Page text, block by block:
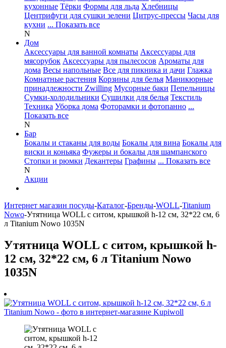
кухонные Тёрки Формы для льда Хлебницы
Центрифуги для сушки зелени Цитрус-прессы Часы для
кухни ... Показать все
N
Дом
Аксессуары для ванной комнаты Аксессуары для
мясорубок Аксессуары для пылесосов Ароматы для
дома Весы напольные Все для пикника и дачи Глажка
Комнатные растения Корзины для белья Маникюрные
принадлежности Zwilling Мусорные баки Пепельницы
Сумки-холодильники Сушилки для белья Текстиль
Техника Уборка дома Фоторамки и фотопанно ...
Показать все
N
Бар
Бокалы и стаканы для воды Бокалы для вина Бокалы для
виски и коньяка Фужеры и бокалы для шампанского
Стопки и рюмки Декантеры Графины ... Показать все
N
Акции
Интернет магазин посуды-Каталог-Бренды-WOLL-Titanium
Nowo-Утятница WOLL с ситом, крышкой h-12 см, 32*22 см, 6
л Titanium Nowo 1035N
Утятница WOLL с ситом, крышкой h-
12 см, 32*22 см, 6 л Titanium Nowo
1035N